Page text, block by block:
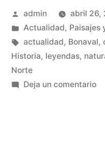
el
de
Publicado
por
admin
abril 26,
Publicado
en
Actualidad, Paisajes
Etiquetas:
actualidad, Bonaval,
Historia, leyendas,
Norte
Deja un comentarioen